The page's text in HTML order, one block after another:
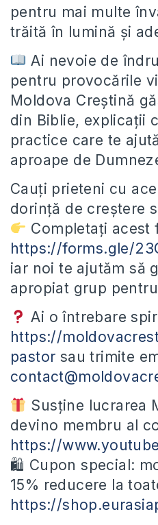
pentru mai multe
trăită în lumină și
Ai nevoie de
pentru provocările
Moldova Creștină
din Biblie, explicații
practice care te
aproape de
Cauți prieteni cu
dorință de creștere
Completați acest
https://forms.gle/
iar noi te ajutăm să
apropiat grup
Ai o întrebare
https://
pastor sau trimite
Susține lucrarea
devino membru al
https://
🛍 Cupon special:
15% reducere la
https://